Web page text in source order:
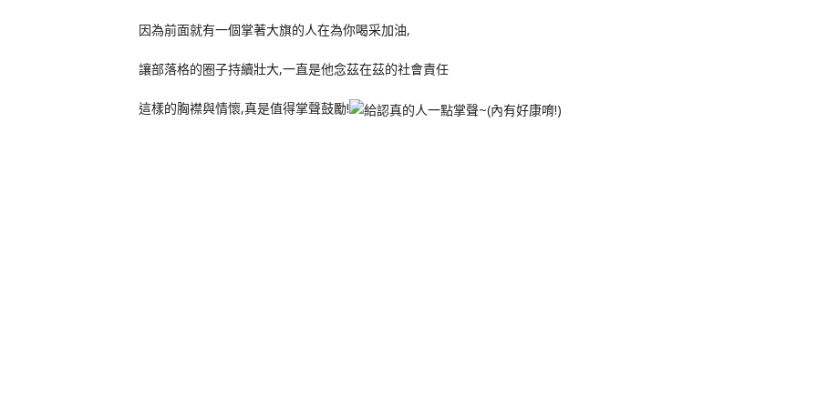
因為前面就有一個掌著大旗的人在為你喝采加油,
讓部落格的圈子持續壯大,一直是他念茲在茲的社會責任
這樣的胸襟與情懷,真是值得掌聲鼓勵!